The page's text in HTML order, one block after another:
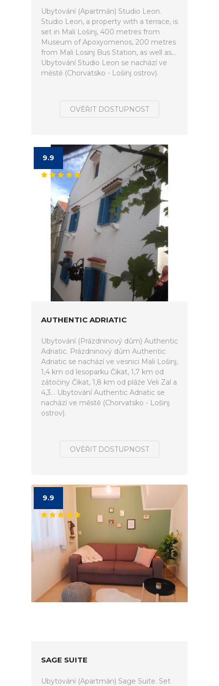
Ubytování (Apartmán) Studio Leon.
Studio Leon, a property with a terrace, is
set in Mali Lošinj, 400 metres from
Museum of Apoxyomenos, 200 metres
from Mali Losinj Bus Station, as well as...
Ubytování Studio Leon se nachází ve
městě (Chorvatsko - Lošinj ostrov).
OVĚŘIT DOSTUPNOST
9.9
AUTHENTIC ADRIATIC
Ubytování (Prázdninový dům) Authentic
Adriatic. Prázdninový dům Authentic
Adriatic se nachází ve vesnici Mali Lošinj,
1,4 km od lesoparku Čikat, 1,7 km od
zátočiny Čikat, 1,8 km od pláže Veli Zal a
4,3... Ubytování Authentic Adriatic se
nachází ve městě (Chorvatsko - Lošinj
ostrov).
OVĚŘIT DOSTUPNOST
9.9
SAGE SUITE
Ubytování (Apartmán) Sage Suite. Set